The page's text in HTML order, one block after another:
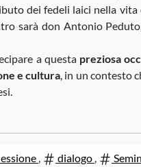
dei fedeli laici nella
sarà don Antonio
a questa preziosa
e cultura, in un contesto
, dialogo ,